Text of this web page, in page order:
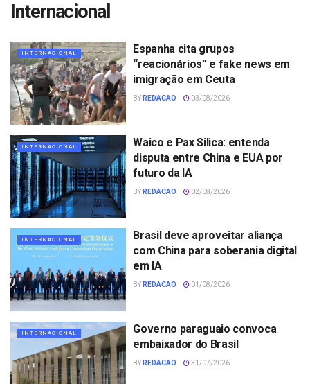
Internacional
INTERNACIONAL
Espanha cita grupos
“reacionários” e fake news em
imigração em Ceuta
BY REDACAO 03/08/2026
INTERNACIONAL
Waico e Pax Silica: entenda
disputa entre China e EUA por
futuro da IA
BY REDACAO 02/08/2026
INTERNACIONAL
Brasil deve aproveitar aliança
com China para soberania digital
em IA
BY REDACAO 01/08/2026
INTERNACIONAL
Governo paraguaio convoca
embaixador do Brasil
BY REDACAO 31/07/2026